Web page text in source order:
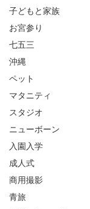
子どもと家族
お宮参り
七五三
沖縄
ペット
マタニティ
スタジオ
ニューボーン
入園入学
成人式
商用撮影
青旅